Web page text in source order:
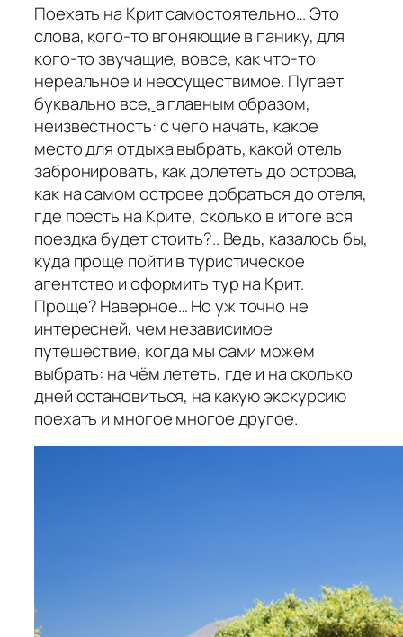
Поехать на Крит самостоятельно… Это
слова, кого-то вгоняющие в панику, для
кого-то звучащие, вовсе, как что-то
нереальное и неосуществимое. Пугает
буквально все, а главным образом,
неизвестность: с чего начать, какое
место для отдыха выбрать, какой отель
забронировать, как долететь до острова,
как на самом острове добраться до отеля,
где поесть на Крите, сколько в итоге вся
поездка будет стоить?.. Ведь, казалось бы,
куда проще пойти в туристическое
агентство и оформить тур на Крит.
Проще? Наверное… Но уж точно не
интересней, чем независимое
путешествие, когда мы сами можем
выбрать: на чём лететь, где и на сколько
дней остановиться, на какую экскурсию
поехать и многое многое другое.